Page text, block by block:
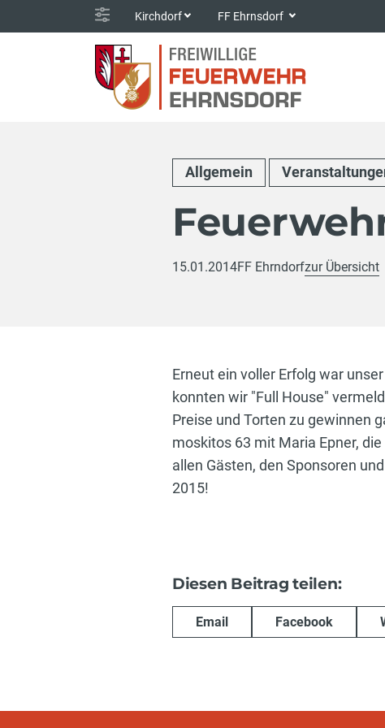
Kirchdorf FF Ehrnsdorf
Allgemein
15.01.2014FF Ehrndorfzur Übersicht
Erneut ein voller Erfolg war
konnten wir "Full House"
Preise und Torten zu gewinnen
moskitos 63 mit Maria Epner,
allen Gästen, den Sponsoren
2015!
Diesen Beitrag teilen:
Email Facebook